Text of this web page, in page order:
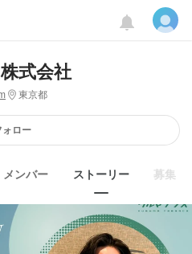
式会社
東京都
ォロー
メンバー ストーリー 募集